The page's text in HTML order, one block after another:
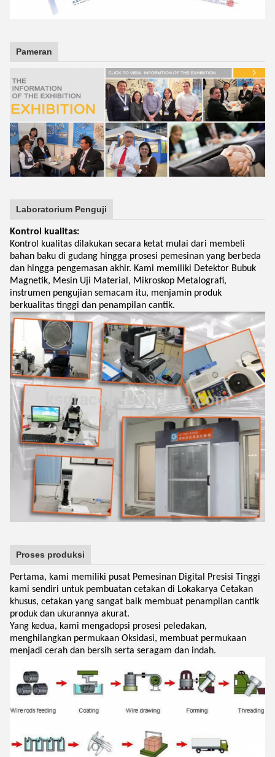
Pameran
Laboratorium Penguji
Kontrol kualitas:
Kontrol kualitas dilakukan secara ketat mulai dari membeli
bahan baku di gudang hingga prosesi pemesinan yang berbeda
dan hingga pengemasan akhir. Kami memiliki Detektor Bubuk
Magnetik, Mesin Uji Material, Mikroskop Metalografi,
instrumen pengujian semacam itu, menjamin produk
berkualitas tinggi dan penampilan cantik.
Proses produksi
Pertama, kami memiliki pusat Pemesinan Digital Presisi Tinggi
kami sendiri untuk pembuatan cetakan di Lokakarya Cetakan
khusus, cetakan yang sangat baik membuat penampilan cantik
produk dan ukurannya akurat.
Yang kedua, kami mengadopsi prosesi peledakan,
menghilangkan permukaan Oksidasi, membuat permukaan
menjadi cerah dan bersih serta seragam dan indah.